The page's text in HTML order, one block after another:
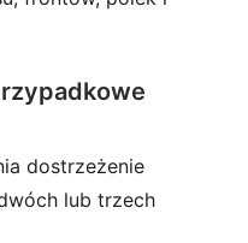
dostrzeżenie
lub trzech